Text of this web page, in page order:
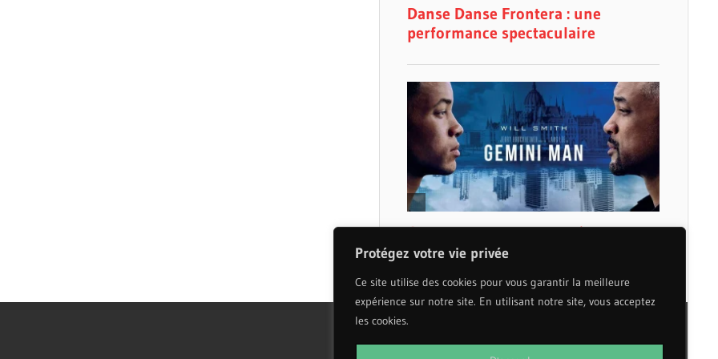
Protégez votre vie privée
Ce site utilise des cookies pour vous garantir la meilleure
expérience sur notre site. En utilisant notre site, vous acceptez
les cookies.